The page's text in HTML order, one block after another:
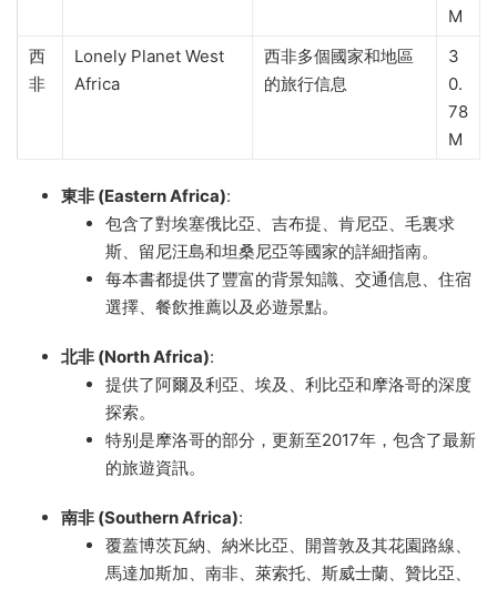
M
西
非
Lonely Planet West
Africa
西非多個國家和地區
的旅行信息
3
0.
78
M
東非 (Eastern Africa):
包含了對埃塞俄比亞、吉布提、肯尼亞、毛裏求
斯、留尼汪島和坦桑尼亞等國家的詳細指南。
每本書都提供了豐富的背景知識、交通信息、住宿
選擇、餐飲推薦以及必遊景點。
北非 (North Africa):
提供了阿爾及利亞、埃及、利比亞和摩洛哥的深度
探索。
特别是摩洛哥的部分，更新至2017年，包含了最新
的旅遊資訊。
南非 (Southern Africa):
覆蓋博茨瓦納、納米比亞、開普敦及其花園路線、
馬達加斯加、南非、萊索托、斯威士蘭、贊比亞、